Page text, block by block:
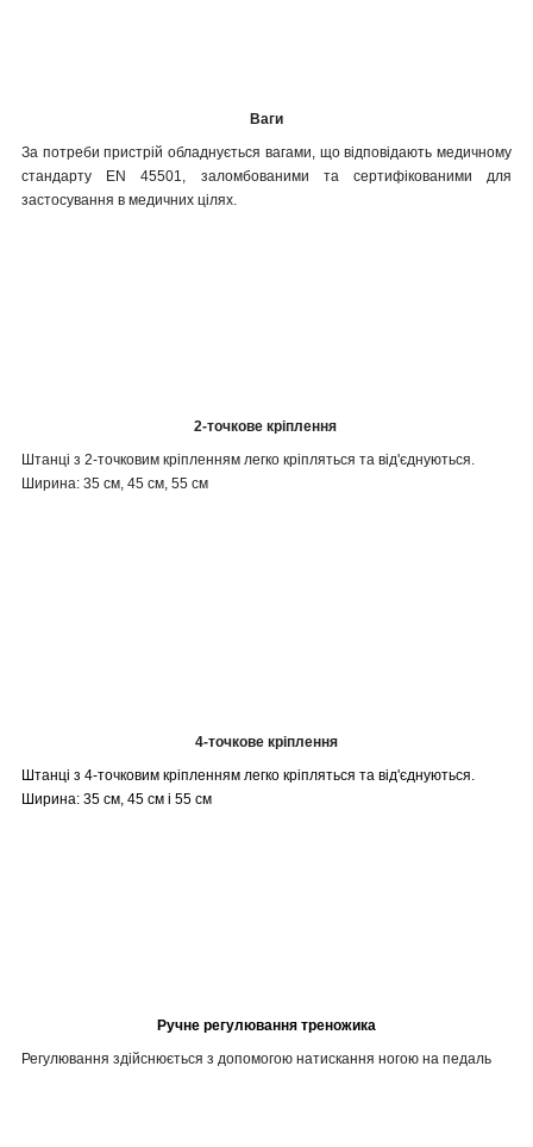
Ваги
За потреби пристрій обладнується вагами, що відповідають медичному
стандарту EN 45501, заломбованими та сертифікованими для
застосування в медичних цілях.
2-точкове кріплення
Штанці з 2-точковим кріпленням легко кріпляться та від'єднуються.
Ширина: 35 см, 45 см, 55 см
4-точкове кріплення
Штанці з 4-точковим кріпленням легко кріпляться та від'єднуються.
Ширина: 35 см, 45 см і 55 см
Ручне регулювання треножика
Регулювання здійснюється з допомогою натискання ногою на педаль